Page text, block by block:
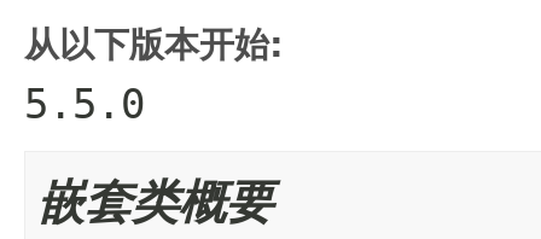
从以下版本开始:
5.5.0
嵌套类概要